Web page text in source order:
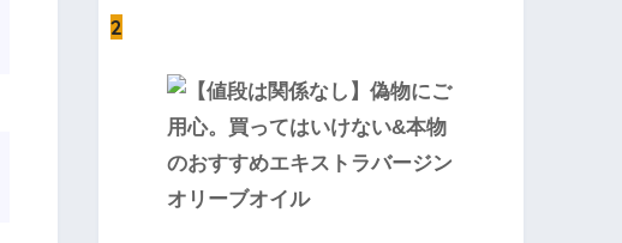
2